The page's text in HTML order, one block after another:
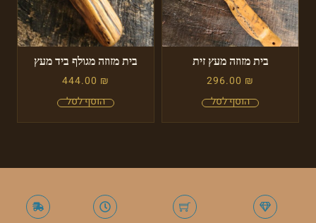
בית מזוזה מעץ זית
296.00 ₪
בית מזוזה מגולף ביד מעץ
444.00 ₪